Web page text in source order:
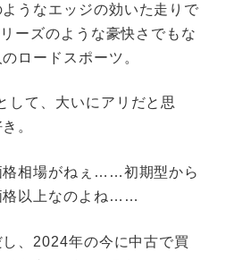
うなエッジの効いた走りで
ーズのような豪快さでもな
ロードスポーツ。
して、大いにアリだと思
。
相場がねぇ……初期型から
格以上なのよね……
、2024年の今に中古で買